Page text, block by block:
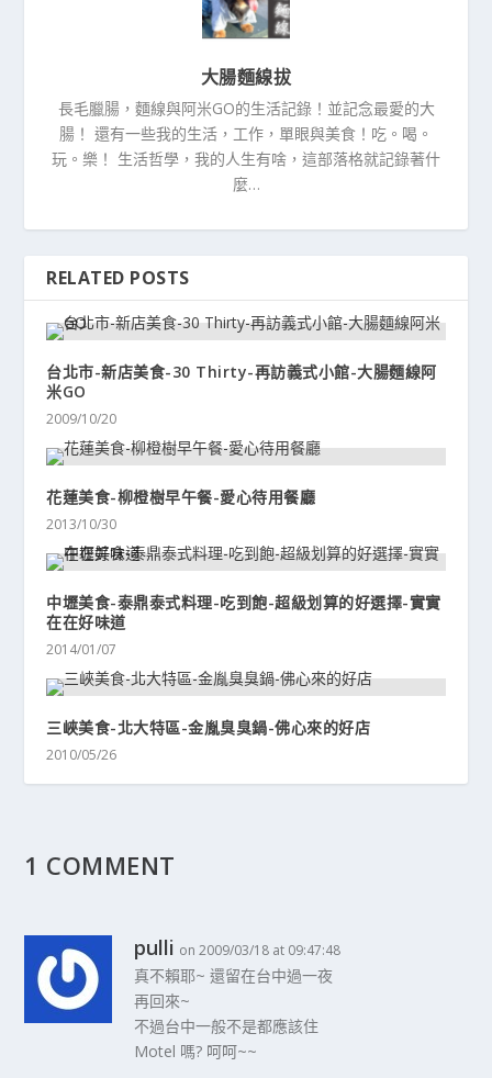
大腸麵線拔
長毛臘腸，麵線與阿米GO的生活記錄！並記念最愛的大
腸！ 還有一些我的生活，工作，單眼與美食！吃。喝。
玩。樂！ 生活哲學，我的人生有啥，這部落格就記錄著什
麼…
RELATED POSTS
台北市-新店美食-30 Thirty-再訪義式小館-大腸麵線阿
米GO
2009/10/20
花蓮美食-柳橙樹早午餐-愛心待用餐廳
2013/10/30
中壢美食-泰鼎泰式料理-吃到飽-超級划算的好選擇-實實
在在好味道
2014/01/07
三峽美食-北大特區-金胤臭臭鍋-佛心來的好店
2010/05/26
1 COMMENT
pulli on 2009/03/18 at 09:47:48
真不賴耶~ 還留在台中過一夜
再回來~
不過台中一般不是都應該住
Motel 嗎? 呵呵~~